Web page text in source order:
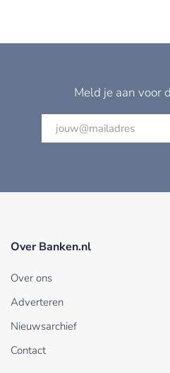
Meld je aan voor
Over Banken.nl
Over ons
Adverteren
Nieuwsarchief
Contact